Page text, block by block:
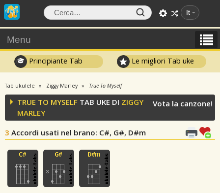
It
Menu
Principiante Tab Le migliori Tab uke
Tab ukulele Ziggy Marley True To Myself
TRUE TO MYSELF TAB UKE DI ZIGGY
MARLEY
3 Accordi usati nel brano: C#, G#, D#m
Vota la canzone!